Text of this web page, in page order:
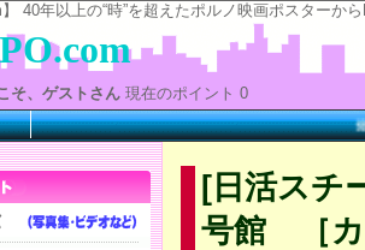
】 40年以上の“時”を超えたポルノ映画ポスター
[日活スチ
号館 ［カ
※上
そ、ゲストさん 現在のポイント 0